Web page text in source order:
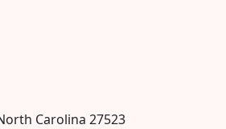
Carolina 27523